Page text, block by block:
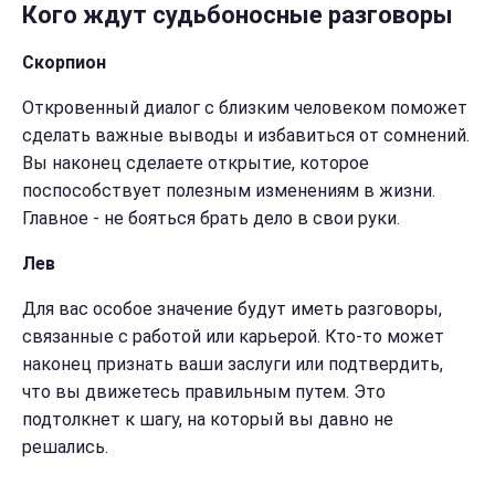
Кого ждут судьбоносные разговоры
Скорпион
Откровенный диалог с близким человеком поможет
сделать важные выводы и избавиться от сомнений.
Вы наконец сделаете открытие, которое
поспособствует полезным изменениям в жизни.
Главное - не бояться брать дело в свои руки.
Лев
Для вас особое значение будут иметь разговоры,
связанные с работой или карьерой. Кто-то может
наконец признать ваши заслуги или подтвердить,
что вы движетесь правильным путем. Это
подтолкнет к шагу, на который вы давно не
решались.